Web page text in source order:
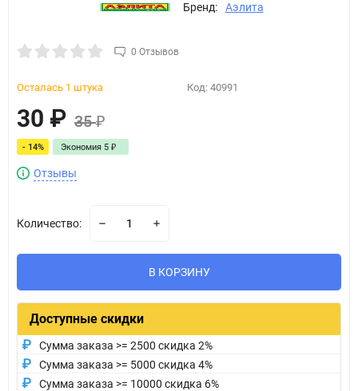
Бренд: Аэлита
0 Отзывов
Осталась 1 штука Код: 40991
30 ₽ 35₽
- 14% Экономия 5 ₽
Отзывы
Количество:
В КОРЗИНУ
Доступные скидки
Сумма заказа >= 2500 скидка 2%
Сумма заказа >= 5000 скидка 4%
Сумма заказа >= 10000 скидка 6%